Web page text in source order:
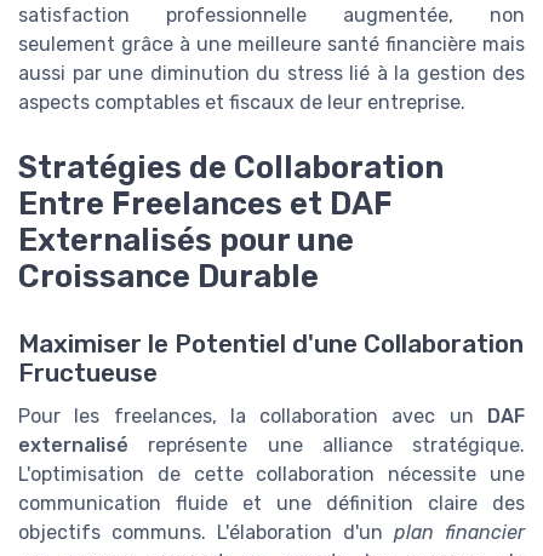
satisfaction professionnelle augmentée, non
seulement grâce à une meilleure santé financière mais
aussi par une diminution du stress lié à la gestion des
aspects comptables et fiscaux de leur entreprise.
Stratégies de Collaboration
Entre Freelances et DAF
Externalisés pour une
Croissance Durable
Maximiser le Potentiel d'une Collaboration
Fructueuse
Pour les freelances, la collaboration avec un DAF
externalisé représente une alliance stratégique.
L'optimisation de cette collaboration nécessite une
communication fluide et une définition claire des
objectifs communs. L'élaboration d'un plan financier